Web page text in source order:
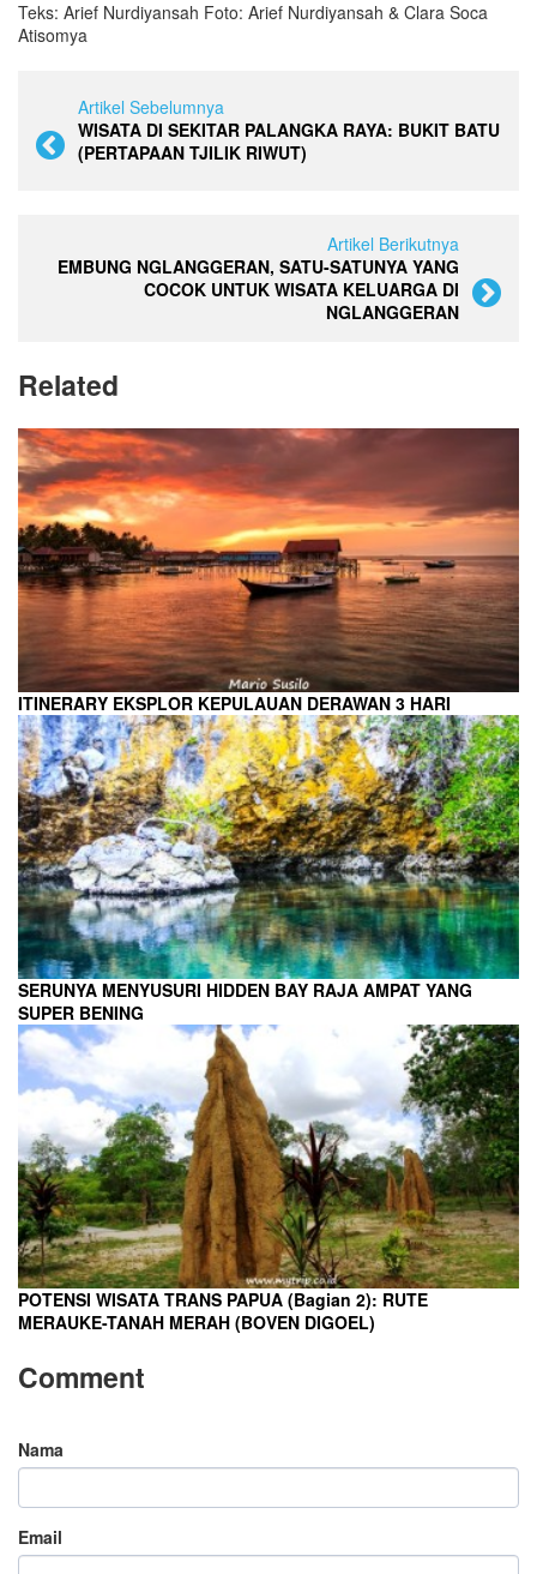
Teks: Arief Nurdiyansah Foto: Arief Nurdiyansah & Clara Soca
Atisomya
Artikel Sebelumnya
WISATA DI SEKITAR PALANGKA RAYA: BUKIT BATU
(PERTAPAAN TJILIK RIWUT)
Artikel Berikutnya
EMBUNG NGLANGGERAN, SATU-SATUNYA YANG
COCOK UNTUK WISATA KELUARGA DI
NGLANGGERAN
Related
ITINERARY EKSPLOR KEPULAUAN DERAWAN 3 HARI
SERUNYA MENYUSURI HIDDEN BAY RAJA AMPAT YANG
SUPER BENING
POTENSI WISATA TRANS PAPUA (Bagian 2): RUTE
MERAUKE-TANAH MERAH (BOVEN DIGOEL)
Comment
Nama
Email